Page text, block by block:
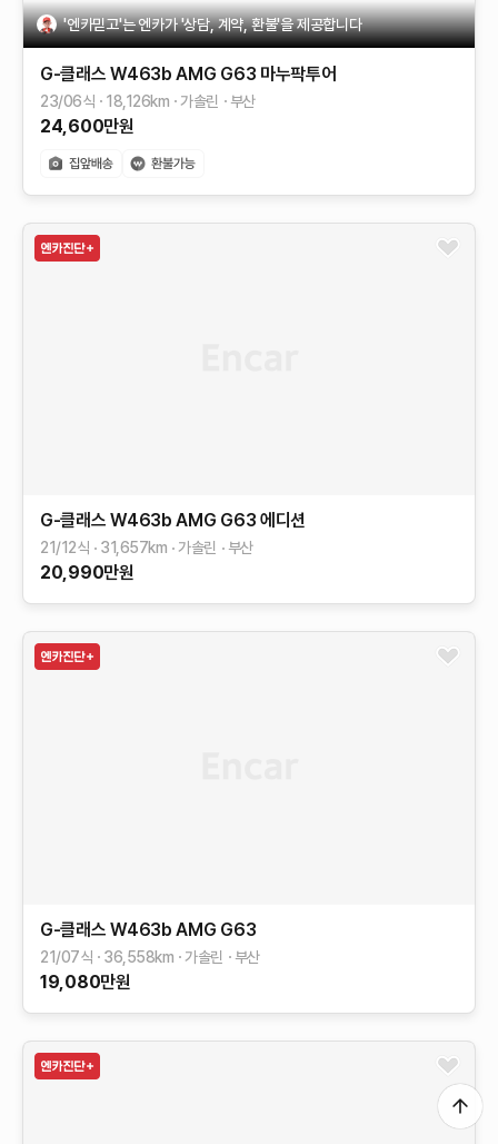
'엔카믿고'는 엔카가 '상담, 계약, 환불'을 제공합니다
G-클래스 W463b AMG G63 마누팍투어
23/06식 18,126km 가솔린 부산
24,600만원
G-클래스 W463b AMG G63 에디션
21/12식 31,657km 가솔린 부산
20,990만원
G-클래스 W463b AMG G63
21/07식 36,558km 가솔린 부산
19,080만원